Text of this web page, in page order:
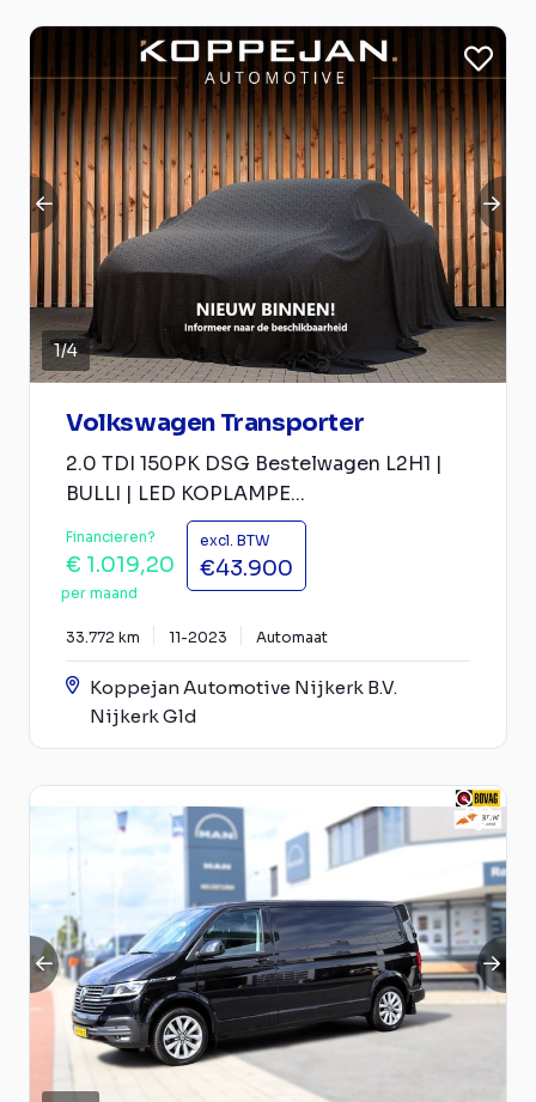
1/4
Volkswagen Transporter
2.0 TDI 150PK DSG Bestelwagen L2H1 |
BULLI | LED KOPLAMPE...
Financieren?
€ 1.019,20
per maand
excl. BTW
€43.900
33.772 km 11-2023 Automaat
Koppejan Automotive Nijkerk B.V.
Nijkerk Gld